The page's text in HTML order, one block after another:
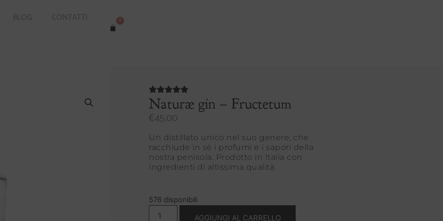
BLOG CONTATTI 0
Naturæ gin – Fructetum
€45.00
Un distillato unico nel suo genere, che
racchiude in sé i profumi e i sapori della
nostra penisola. Prodotto in Italia con
ingredienti di altissima qualità.
576 disponibili
AGGIUNGI AL CARRELLO